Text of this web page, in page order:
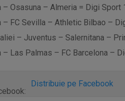
– Osasuna – Almeria = Digi Sport
FC Sevilla – Athletic Bilbao –
– Juventus – Salernitana –
Las Palmas – FC Barcelona –
Distribuie pe Facebook